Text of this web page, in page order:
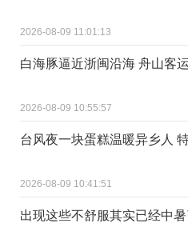
2026-08-09 11:01:13
白海豚逼近浙闽沿海 舟山客
2026-08-09 10:55:57
台风夜一块蛋糕温暖异乡人
2026-08-09 10:41:51
出现这些不舒服其实已经中